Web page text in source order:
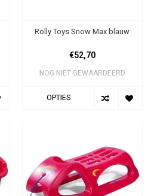
Rolly Toys Snow Max blauw
€52,70
NOG NIET GEWAARDEERD
OPTIES